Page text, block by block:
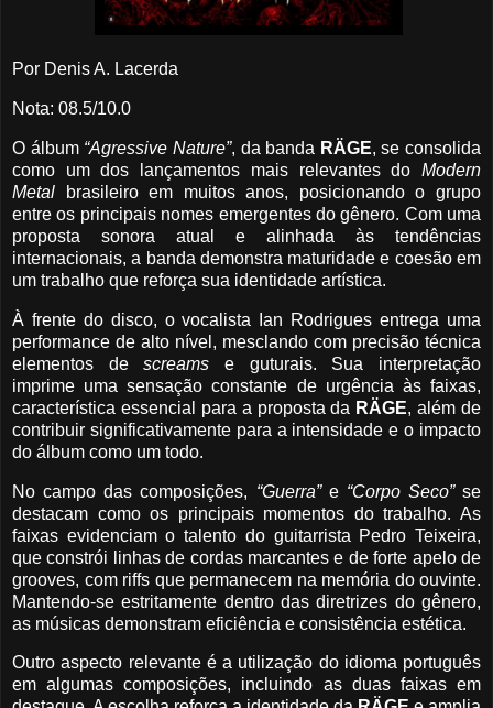
Por Denis A. Lacerda
Nota: 08.5/10.0
O álbum “Agressive Nature”, da banda RÄGE, se consolida
como um dos lançamentos mais relevantes do Modern
Metal brasileiro em muitos anos, posicionando o grupo
entre os principais nomes emergentes do gênero. Com uma
proposta sonora atual e alinhada às tendências
internacionais, a banda demonstra maturidade e coesão em
um trabalho que reforça sua identidade artística.
À frente do disco, o vocalista Ian Rodrigues entrega uma
performance de alto nível, mesclando com precisão técnica
elementos descreams e guturais. Sua interpretação
imprime uma sensação constante de urgência às faixas,
característica essencial para a proposta da RÄGE, além de
contribuir significativamente para a intensidade e o impacto
do álbum como um todo.
No campo das composições, “Guerra”e “Corpo Seco”se
destacam como os principais momentos do trabalho. As
faixas evidenciam o talento do guitarrista Pedro Teixeira,
que constrói linhas de cordas marcantes e de forte apelo de
grooves, com riffs que permanecem na memória do ouvinte.
Mantendo-se estritamente dentro das diretrizes do gênero,
as músicas demonstram eficiência e consistência estética.
Outro aspecto relevante é a utilização do idioma português
em algumas composições, incluindo as duas faixas em